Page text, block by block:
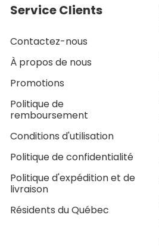
Service Clients
Contactez-nous
À propos de nous
Promotions
Politique de
remboursement
Conditions d'utilisation
Politique de confidentialité
Politique d'expédition et de
livraison
Résidents du Québec